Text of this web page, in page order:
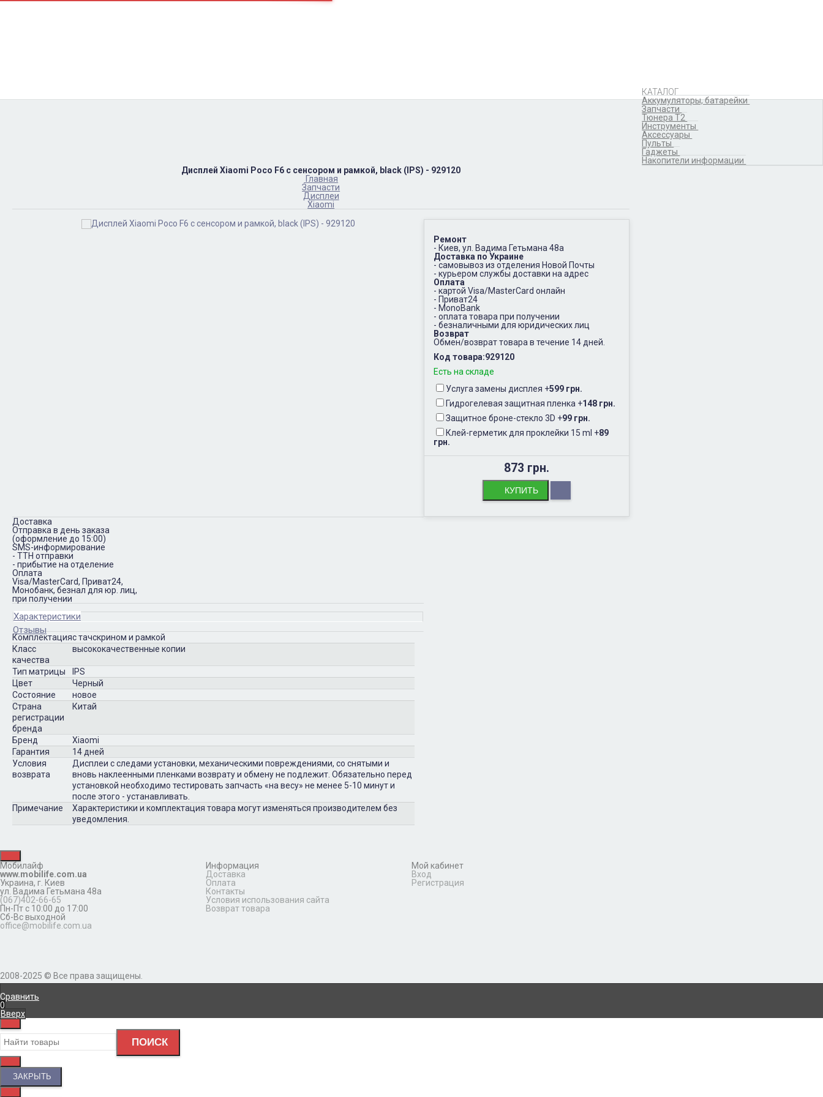
Накопители информации
КАТАЛОГ
Аккумуляторы, батарейки
Запчасти
Тюнера T2
Инструменты
Аксессуары
Пульты
Гаджеты
Накопители информации
Дисплей Xiaomi Poco F6 с сенсором и рамкой, black (IPS) - 929120
Главная
Запчасти
Дисплеи
Xiaomi
Ремонт
- Киев, ул. Вадима Гетьмана 48а
Доставка по Украине
- самовывоз из отделения Новой Почты
- курьером службы доставки на адрес
Оплата
- картой Visa/MasterCard онлайн
- Приват24
- MonoBank
- оплата товара при получении
- безналичными для юридических лиц
Возврат
Обмен/возврат товара в течение 14 дней.
Код товара:929120
Есть на складе
Услуга замены дисплея +599 грн.
Гидрогелевая защитная пленка +148 грн.
Защитное броне-стекло 3D +99 грн.
Клей-герметик для проклейки 15 ml +89
грн.
873 грн.
КУПИТЬ
Доставка
Отправка в день заказа
(оформление до 15:00)
SMS-информирование
- ТТН отправки
- прибытие на отделение
Оплата
Visa/MasterCard, Приват24,
Монобанк, безнал для юр. лиц,
при получении
Характеристики
Отзывы
Комплектацияс тачскрином и рамкой
Класс
качества
высококачественные копии
Тип матрицы
IPS
Цвет
Черный
Состояние
новое
Страна
регистрации
бренда
Китай
Бренд
Xiaomi
Гарантия
14 дней
Условия
возврата
Дисплеи с следами установки, механическими повреждениями, со снятыми и
вновь наклеенными пленками возврату и обмену не подлежит. Обязательно перед
установкой необходимо тестировать запчасть «на весу» не менее 5-10 минут и
после этого - устанавливать.
Примечание
Характеристики и комплектация товара могут изменяться производителем без
уведомления.
Мобилайф
www.mobilife.com.ua
Украина, г. Киев
ул. Вадима Гетьмана 48а
(067)402-66-65
Пн-Пт с 10:00 до 17:00
Сб-Вс выходной
office@mobilife.com.ua
Информация
Доставка
Оплата
Контакты
Условия использования сайта
Возврат товара
Мой кабинет
Вход
Регистрация
2008-2025 © Все права защищены.
Сравнить
0
Вверх
ПОИСК
ЗАКРЫТЬ